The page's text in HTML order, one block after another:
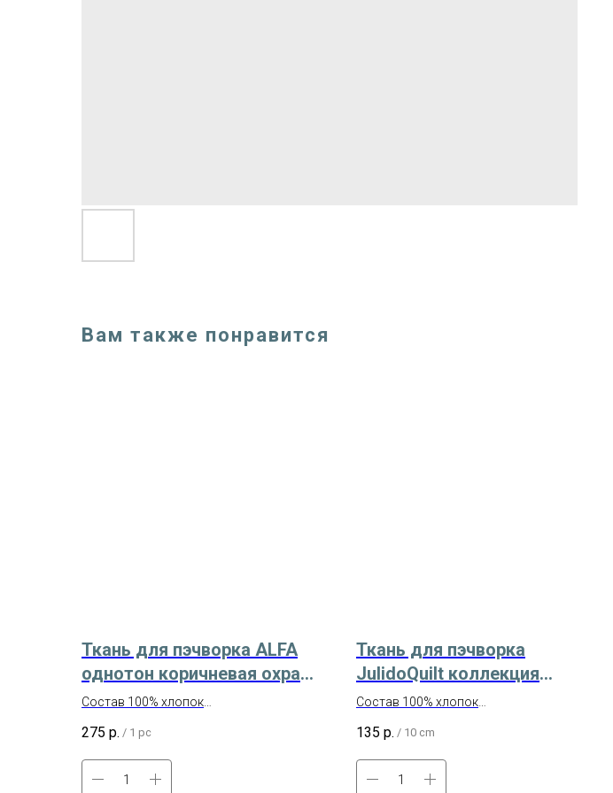
Вам также понравится
Ткань для пэчворка ALFA
однотон коричневая охра
Арт. AL-S2652
Состав 100% хлопок
Отрез размером 50х55 см
275 р. / 1 pc
Ткань для пэчворка
JulidoQuilt коллекция
Русские сезоны 1 Арт.
2902-1
Состав 100% хлопок
Производитель - JulidoQuilt (Россия)
135 р. / 10 cm